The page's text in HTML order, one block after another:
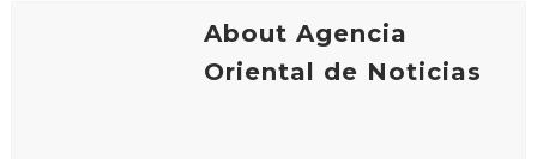
About Agencia
Oriental de Noticias